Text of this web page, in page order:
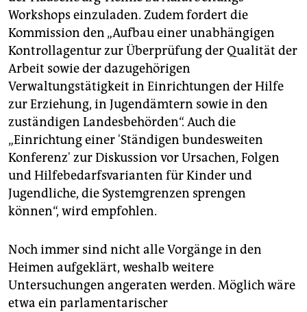
Workshops einzuladen. Zudem fordert die
Kommission den „Aufbau einer unabhängigen
Kontrollagentur zur Überprüfung der Qualität der
Arbeit sowie der dazugehörigen
Verwaltungstätigkeit in Einrichtungen der Hilfe
zur Erziehung, in Jugendämtern sowie in den
zuständigen Landesbehörden“. Auch die
„Einrichtung einer 'Ständigen bundesweiten
Konferenz' zur Diskussion vor Ursachen, Folgen
und Hilfebedarfsvarianten für Kinder und
Jugendliche, die Systemgrenzen sprengen
können“, wird empfohlen.
Noch immer sind nicht alle Vorgänge in den
Heimen aufgeklärt, weshalb weitere
Untersuchungen angeraten werden. Möglich wäre
etwa ein parlamentarischer